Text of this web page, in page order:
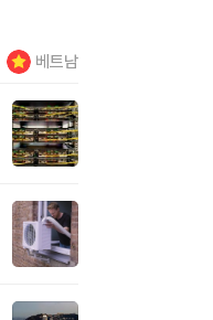
베트남